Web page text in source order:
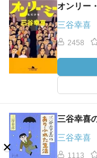
オンリー
三谷幸喜
2458
三谷幸喜
三谷幸喜
1113